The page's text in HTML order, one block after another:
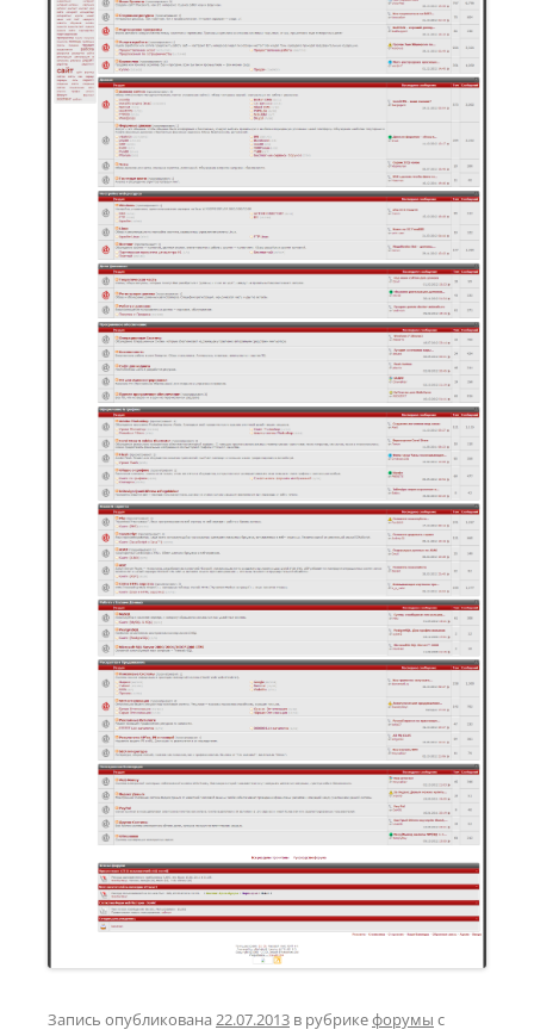
Запись опубликована 22.07.2013 в рубрикефорумы с